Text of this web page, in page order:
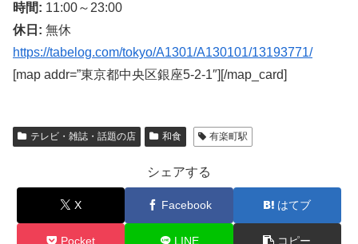
時間: 11:00～23:00
休日: 無休
https://tabelog.com/tokyo/A1301/A130101/13193771/
[map addr=”東京都中央区銀座5-2-1″][/map_card]
テレビ・雑誌・話題の店 和食 有楽町駅
シェアする
X Facebook はてブ
Pocket LINE コピー